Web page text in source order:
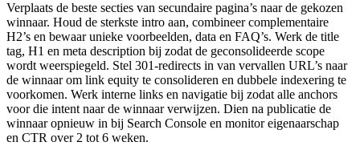
Verplaats de beste secties van secundaire pagina’s naar de gekozen
winnaar. Houd de sterkste intro aan, combineer complementaire
H2’s en bewaar unieke voorbeelden, data en FAQ’s. Werk de title
tag, H1 en meta description bij zodat de geconsolideerde scope
wordt weerspiegeld. Stel 301-redirects in van vervallen URL’s naar
de winnaar om link equity te consolideren en dubbele indexering te
voorkomen. Werk interne links en navigatie bij zodat alle anchors
voor die intent naar de winnaar verwijzen. Dien na publicatie de
winnaar opnieuw in bij Search Console en monitor eigenaarschap
en CTR over 2 tot 6 weken.